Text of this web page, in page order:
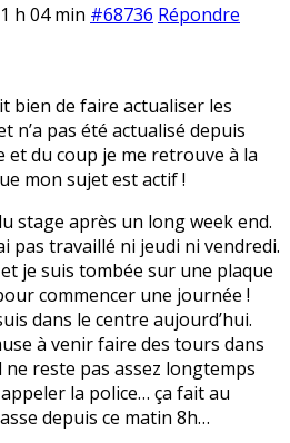
h 04 min #68736 Répondre
bien de faire actualiser les
n’a pas été actualisé depuis
et du coup je me retrouve à la
mon sujet est actif !
stage après un long week end.
pas travaillé ni jeudi ni vendredi.
je suis tombée sur une plaque
commencer une journée !
dans le centre aujourd’hui.
à venir faire des tours dans
reste pas assez longtemps
la police… ça fait au
depuis ce matin 8h…